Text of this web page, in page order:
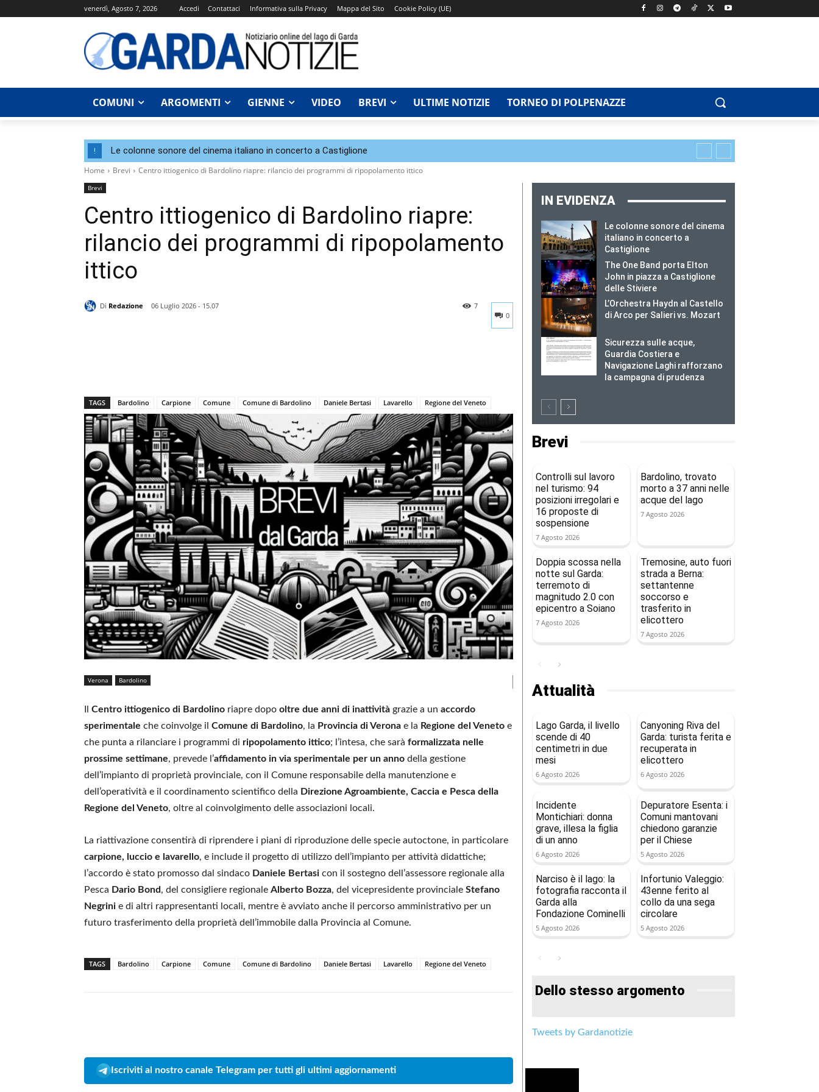
venerdì, Agosto 7, 2026 Accedi Contattaci Informativa sulla Privacy Mappa del Sito Cookie Policy (UE)
COMUNI ARGOMENTI GIENNE VIDEO BREVI ULTIME NOTIZIE TORNEO DI POLPENAZZE
! Le colonne sonore del cinema italiano in concerto a Castiglione
Home Brevi Centro ittiogenico di Bardolino riapre: rilancio dei programmi di ripopolamento ittico
Brevi
Centro ittiogenico di Bardolino riapre:
rilancio dei programmi di ripopolamento
ittico
Di Redazione
06 Luglio 2026 - 15.07
0
7
TAGS Bardolino Carpione Comune Comune di Bardolino Daniele Bertasi Lavarello Regione del Veneto
Verona Bardolino
Centro ittiogenico di Bardolino riapre dopo oltre due anni di inattività grazie a un accordo
sperimentale che coinvolge il Comune di Bardolino, la Provincia di Verona e la Regione del Veneto e
che punta a rilanciare i programmi di ripopolamento ittico; l’intesa, che sarà formalizzata nelle
prossime settimane, prevede l’affidamento in via sperimentale per un anno della gestione
dell’impianto di proprietà provinciale, con il Comune responsabile della manutenzione e
dell’operatività e il coordinamento scientifico della Direzione Agroambiente, Caccia e Pesca della
Regione del Veneto, oltre al coinvolgimento delle associazioni locali.
La riattivazione consentirà di riprendere i piani di riproduzione delle specie autoctone, in particolare
carpione, luccio e lavarello, e include il progetto di utilizzo dell’impianto per attività didattiche;
l’accordo è stato promosso dal sindaco Daniele Bertasi con il sostegno dell’assessore regionale alla
Pesca Dario Bond, del consigliere regionale Alberto Bozza, del vicepresidente provinciale Stefano
Negrini e di altri rappresentanti locali, mentre è avviato anche il percorso amministrativo per un
futuro trasferimento della proprietà dell’immobile dalla Provincia al Comune.
TAGS Bardolino Carpione Comune Comune di Bardolino Daniele Bertasi Lavarello Regione del Veneto
Iscriviti al nostro canale Telegram per tutti gli ultimi aggiornamenti
IN EVIDENZA
Le colonne sonore del cinema
italiano in concerto a
Castiglione
The One Band porta Elton
John in piazza a Castiglione
delle Stiviere
L’Orchestra Haydn al Castello
di Arco per Salieri vs. Mozart
Sicurezza sulle acque,
Guardia Costiera e
Navigazione Laghi rafforzano
la campagna di prudenza
Brevi
Controlli sul lavoro
nel turismo: 94
posizioni irregolari e
16 proposte di
sospensione
7 Agosto 2026
Bardolino, trovato
morto a 37 anni nelle
acque del lago
7 Agosto 2026
Doppia scossa nella
notte sul Garda:
terremoto di
magnitudo 2.0 con
epicentro a Soiano
7 Agosto 2026
Tremosine, auto fuori
strada a Berna:
settantenne
soccorso e
trasferito in
elicottero
7 Agosto 2026
Attualità
Lago Garda, il livello
scende di 40
centimetri in due
mesi
6 Agosto 2026
Canyoning Riva del
Garda: turista ferita e
recuperata in
elicottero
6 Agosto 2026
Incidente
Montichiari: donna
grave, illesa la figlia
di un anno
6 Agosto 2026
Depuratore Esenta: i
Comuni mantovani
chiedono garanzie
per il Chiese
5 Agosto 2026
Narciso è il lago: la
fotografia racconta il
Garda alla
Fondazione Cominelli
5 Agosto 2026
Infortunio Valeggio:
43enne ferito al
collo da una sega
circolare
5 Agosto 2026
Dello stesso argomento
Tweets by Gardanotizie